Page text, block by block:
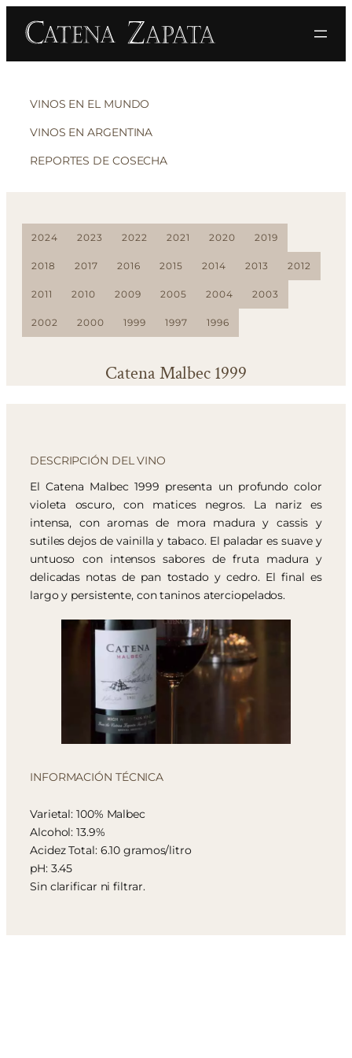
VINOS EN EL MUNDO
VINOS EN ARGENTINA
REPORTES DE COSECHA
2024 2023 2022 2021 2020 2019
2018 2017 2016 2015 2014 2013 2012
2011 2010 2009 2005 2004 2003
2002 2000 1999 1997 1996
Catena Malbec 1999
DESCRIPCIÓN DEL VINO
El Catena Malbec 1999 presenta un profundo color
violeta oscuro, con matices negros. La nariz es
intensa, con aromas de mora madura y cassis y
sutiles dejos de vainilla y tabaco. El paladar es suave y
untuoso con intensos sabores de fruta madura y
delicadas notas de pan tostado y cedro. El final es
largo y persistente, con taninos aterciopelados.
INFORMACIÓN TÉCNICA
Varietal: 100% Malbec
Alcohol: 13.9%
Acidez Total: 6.10 gramos/litro
pH: 3.45
Sin clarificar ni filtrar.